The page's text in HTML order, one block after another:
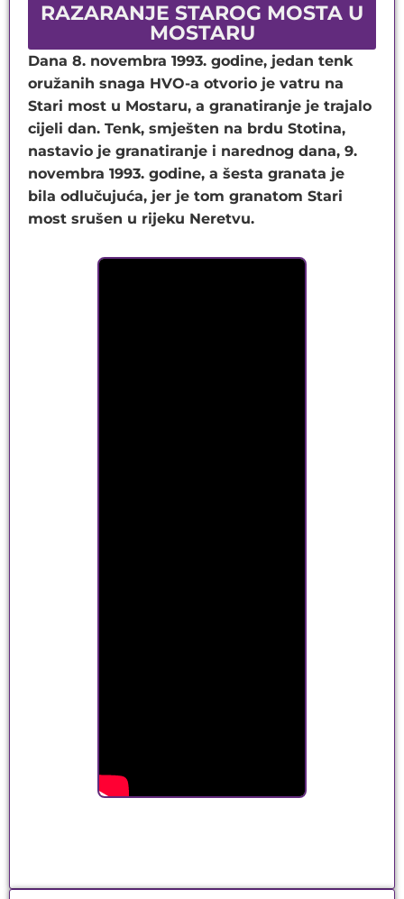
RAZARANJE STAROG MOSTA U
MOSTARU
Dana 8. novembra 1993. godine, jedan tenk
oružanih snaga HVO-a otvorio je vatru na
Stari most u Mostaru, a granatiranje je trajalo
cijeli dan. Tenk, smješten na brdu Stotina,
nastavio je granatiranje i narednog dana, 9.
novembra 1993. godine, a šesta granata je
bila odlučujuća, jer je tom granatom Stari
most srušen u rijeku Neretvu.